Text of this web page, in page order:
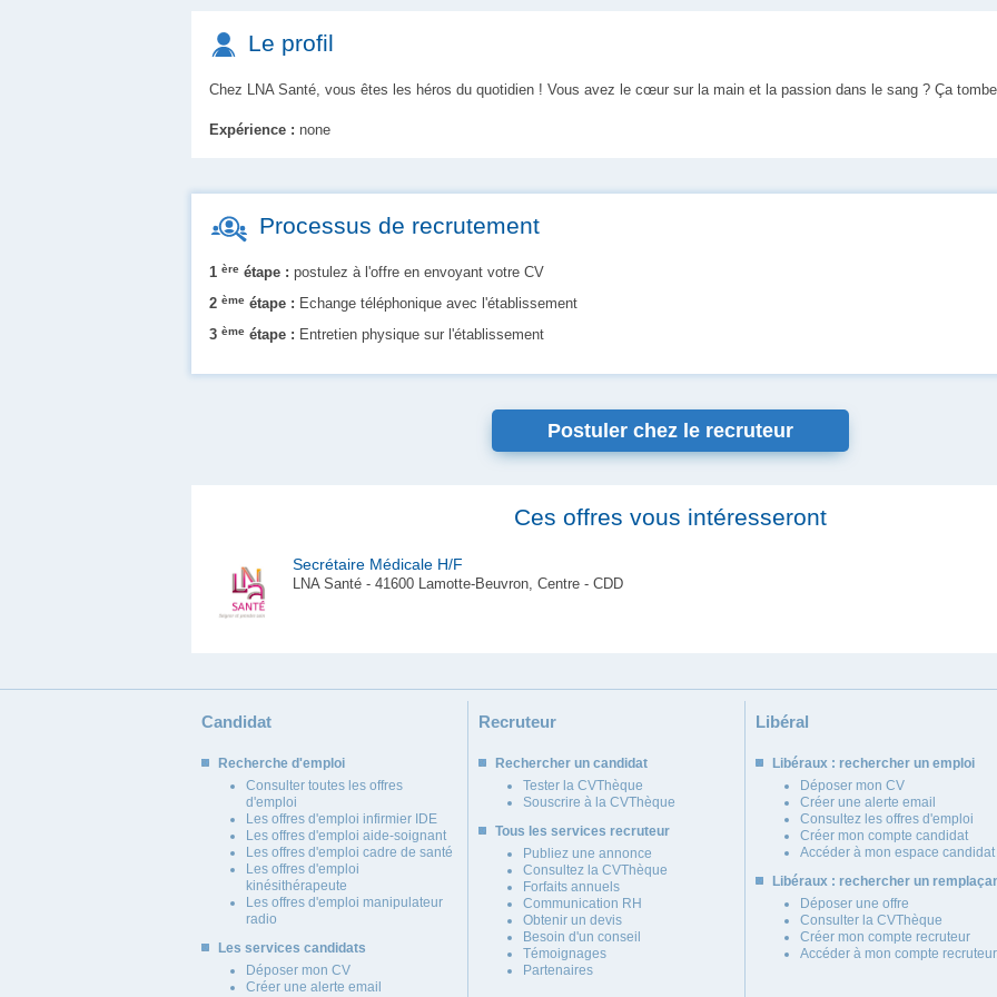
Le profil
Chez LNA Santé, vous êtes les héros du quotidien ! Vous avez le cœur sur la main et la passion dans le sang ? Ça
Expérience : none
Processus de recrutement
1 ère étape : postulez à l'offre en envoyant votre CV
2 ème étape : Echange téléphonique avec l'établissement
3 ème étape : Entretien physique sur l'établissement
Postuler chez le recruteur
Ces offres vous intéresseront
Secrétaire Médicale H/F
LNA Santé - 41600 Lamotte-Beuvron, Centre - CDD
Candidat
Recherche d'emploi
Consulter toutes les offres
d'emploi
Les offres d'emploi infirmier IDE
Les offres d'emploi aide-soignant
Les offres d'emploi cadre de santé
Les offres d'emploi
kinésithérapeute
Les offres d'emploi manipulateur
radio
Les services candidats
Déposer mon CV
Créer une alerte email
Recruteur
Rechercher un candidat
Tester la CVThèque
Souscrire à la CVThèque
Tous les services recruteur
Publiez une annonce
Consultez la CVThèque
Forfaits annuels
Communication RH
Obtenir un devis
Besoin d'un conseil
Témoignages
Partenaires
Libéral
Libéraux : rechercher un emploi
Déposer mon CV
Créer une alerte email
Consultez les offres d'emploi
Créer mon compte candidat
Accéder à mon espace candidat
Libéraux : rechercher un
Déposer une offre
Consulter la CVThèque
Créer mon compte recruteur
Accéder à mon compte recruteur